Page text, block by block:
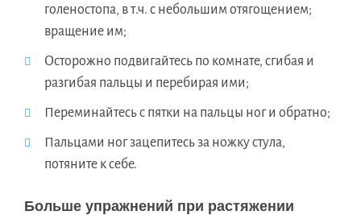
голеностопа, в т.ч. с небольшим отягощением;
вращение им;
Осторожно подвигайтесь по комнате, сгибая и
разгибая пальцы и перебирая ими;
Переминайтесь с пятки на пальцы ног и обратно;
Пальцами ног зацепитесь за ножку стула,
потяните к себе.
Больше упражнений при растяжении